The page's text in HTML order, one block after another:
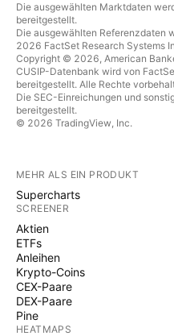
Die ausgewählten Marktdaten
bereitgestellt.
Die ausgewählten Referenzdaten
2026 FactSet Research Systems
Copyright © 2026, American
CUSIP-Datenbank wird von
bereitgestellt. Alle Rechte
Die SEC-Einreichungen und
bereitgestellt.
© 2026 TradingView, Inc.
MEHR ALS EIN PRODUKT
Supercharts
SCREENER
Aktien
ETFs
Anleihen
Krypto-Coins
CEX-Paare
DEX-Paare
Pine
HEATMAPS